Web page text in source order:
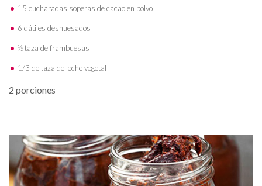
15 cucharadas soperas de cacao en polvo
6 dátiles deshuesados
½ taza de frambuesas
1/3 de taza de leche vegetal
2 porciones